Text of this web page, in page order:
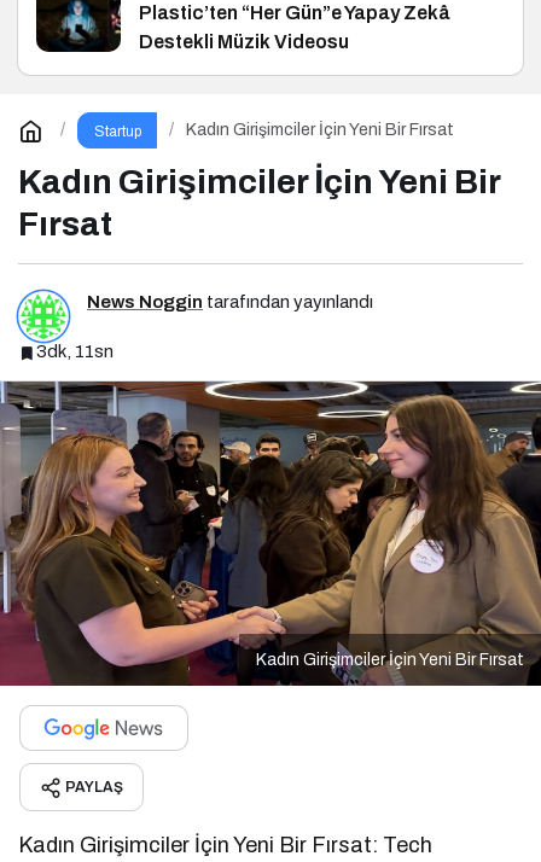
Plastic’ten “Her Gün”e Yapay Zekâ
Destekli Müzik Videosu
Startup Kadın Girişimciler İçin Yeni Bir Fırsat
Kadın Girişimciler İçin Yeni Bir
Fırsat
News Noggin tarafından yayınlandı
3dk, 11sn
Kadın Girişimciler İçin Yeni Bir Fırsat
PAYLAŞ
Kadın Girişimciler İçin Yeni Bir Fırsat: Tech